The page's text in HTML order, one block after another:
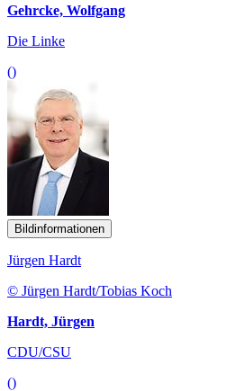
Gehrcke, Wolfgang
Die Linke
()
Bildinformationen
Jürgen Hardt
© Jürgen Hardt/Tobias Koch
Hardt, Jürgen
CDU/CSU
()